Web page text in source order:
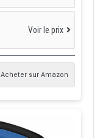
Voir le prix
Acheter sur Amazon